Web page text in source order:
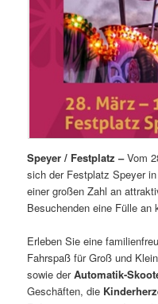
Speyer / Festplatz –Vom
sich der Festplatz Speyer
einer großen Zahl an
Besuchenden eine Fülle an
Erleben Sie eine
Fahrspaß für Groß und
sowie derAutomatik-
Geschäften, die